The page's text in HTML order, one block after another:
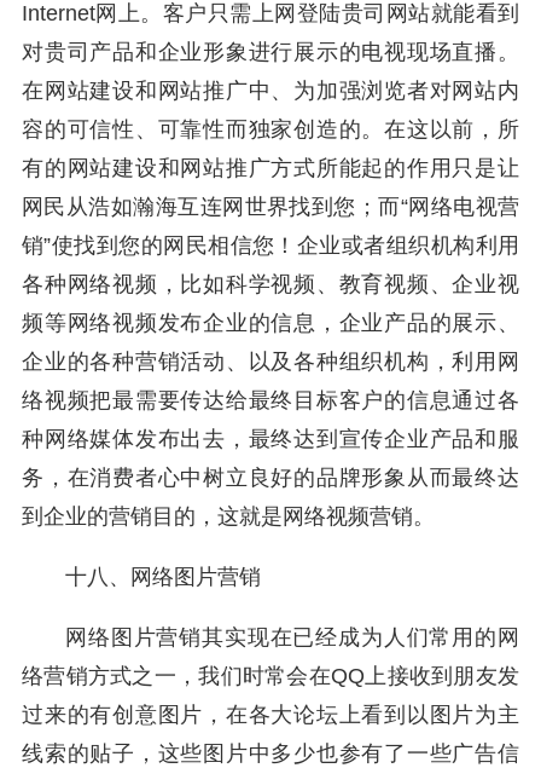
Internet网上。客户只需上网登陆贵司网站就能看到
对贵司产品和企业形象进行展示的电视现场直播。
在网站建设和网站推广中、为加强浏览者对网站内
容的可信性、可靠性而独家创造的。在这以前，所
有的网站建设和网站推广方式所能起的作用只是让
网民从浩如瀚海互连网世界找到您；而“网络电视营
销”使找到您的网民相信您！企业或者组织机构利用
各种网络视频，比如科学视频、教育视频、企业视
频等网络视频发布企业的信息，企业产品的展示、
企业的各种营销活动、以及各种组织机构，利用网
络视频把最需要传达给最终目标客户的信息通过各
种网络媒体发布出去，最终达到宣传企业产品和服
务，在消费者心中树立良好的品牌形象从而最终达
到企业的营销目的，这就是网络视频营销。
十八、网络图片营销
网络图片营销其实现在已经成为人们常用的网
络营销方式之一，我们时常会在QQ上接收到朋友发
过来的有创意图片，在各大论坛上看到以图片为主
线索的贴子，这些图片中多少也参有了一些广告信